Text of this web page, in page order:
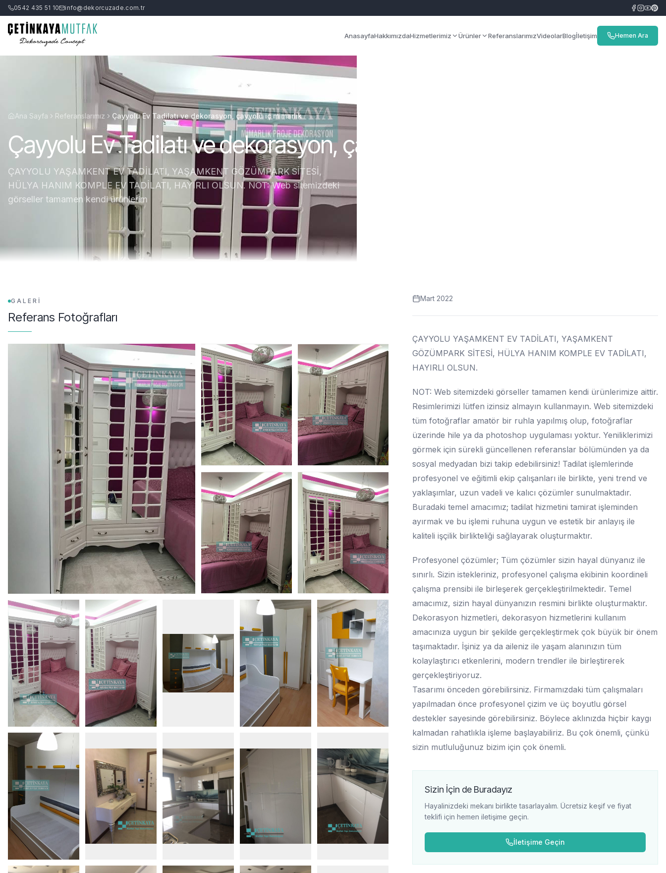
0542 435 51 10 info@dekorcuzade.com.tr
AnasayfaHakkımızdaHizmetlerimiz Ürünler ReferanslarımızVideolarBlogİletişim Hemen Ara
Ana Sayfa Referanslarımız Çayyolu Ev Tadilatı ve dekorasyon, çayyolu iç mimarlık
Çayyolu Ev Tadilatı ve dekorasyon, çayyolu iç mimarlık
ÇAYYOLU YAŞAMKENT EV TADİLATI, YAŞAMKENT GÖZÜMPARK SİTESİ,
HÜLYA HANIM KOMPLE EV TADİLATI, HAYIRLI OLSUN. NOT: Web sitemizdeki
görseller tamamen kendi ürünlerim
GALERİ
Referans Fotoğrafları
Mart 2022
ÇAYYOLU YAŞAMKENT EV TADİLATI, YAŞAMKENT
GÖZÜMPARK SİTESİ, HÜLYA HANIM KOMPLE EV TADİLATI,
HAYIRLI OLSUN.
NOT: Web sitemizdeki görseller tamamen kendi ürünlerimize aittir.
Resimlerimizi lütfen izinsiz almayın kullanmayın. Web sitemizdeki
tüm fotoğraflar amatör bir ruhla yapılmış olup, fotoğraflar
üzerinde hile ya da photoshop uygulaması yoktur. Yeniliklerimizi
görmek için sürekli güncellenen referanslar bölümünden ya da
sosyal medyadan bizi takip edebilirsiniz! Tadilat işlemlerinde
profesyonel ve eğitimli ekip çalışanları ile birlikte, yeni trend ve
yaklaşımlar, uzun vadeli ve kalıcı çözümler sunulmaktadır.
Buradaki temel amacımız; tadilat hizmetini tamirat işleminden
ayırmak ve bu işlemi ruhuna uygun ve estetik bir anlayış ile
kaliteli işçilik birlikteliği sağlayarak oluşturmaktır.
Profesyonel çözümler; Tüm çözümler sizin hayal dünyanız ile
sınırlı. Sizin istekleriniz, profesyonel çalışma ekibinin koordineli
çalışma prensibi ile birleşerek gerçekleştirilmektedir. Temel
amacımız, sizin hayal dünyanızın resmini birlikte oluşturmaktır.
Dekorasyon hizmetleri, dekorasyon hizmetlerini kullanım
amacınıza uygun bir şekilde gerçekleştirmek çok büyük bir önem
taşımaktadır. İşiniz ya da aileniz ile yaşam alanınızın tüm
kolaylaştırıcı etkenlerini, modern trendler ile birleştirerek
gerçekleştiriyoruz.
Tasarımı önceden görebilirsiniz. Firmamızdaki tüm çalışmaları
yapılmadan önce profesyonel çizim ve üç boyutlu görsel
destekler sayesinde görebilirsiniz. Böylece aklınızda hiçbir kaygı
kalmadan rahatlıkla işleme başlayabiliriz. Bu çok önemli, çünkü
sizin mutluluğunuz bizim için çok önemli.
Sizin İçin de Buradayız
Hayalinizdeki mekanı birlikte tasarlayalım. Ücretsiz keşif ve fiyat
teklifi için hemen iletişime geçin.
İletişime Geçin